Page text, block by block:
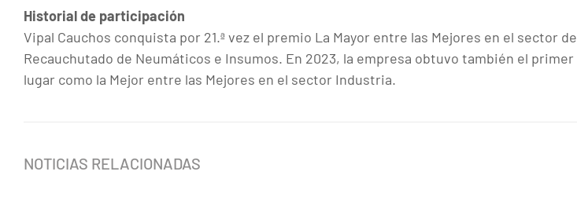
Historial de participación
Vipal Cauchos conquista por 21.ª vez el premio La Mayor entre las Mejores en el sector de
Recauchutado de Neumáticos e Insumos. En 2023, la empresa obtuvo también el primer
lugar como la Mejor entre las Mejores en el sector Industria.
NOTICIAS RELACIONADAS